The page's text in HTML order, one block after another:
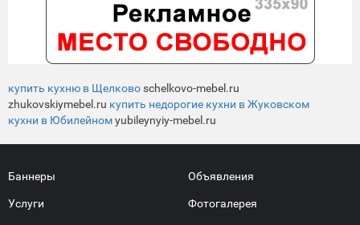
купить кухню в Щелковоschelkovo-mebel.ru
zhukovskiymebel.ru купить недорогие кухни в Жуковском
кухни в Юбилейномyubileynyiy-mebel.ru
Баннеры
Услуги
Объявления
Фотогалерея